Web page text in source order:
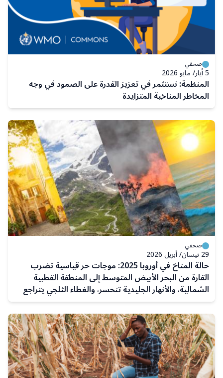
صحفي
5 أيار/ مايو 2026
المنظمة: نستثمر في تعزيز القدرة على الصمود في وجه
المخاطر المناخية المتزايدة
صحفي
29 نيسان/ أبريل 2026
حالة المناخ في أوروبا 2025: موجات حر قياسية تضرب
القارة من البحر الأبيض المتوسط إلى المنطقة القطبية
الشمالية، والأنهار الجليدية تنحسر، والغطاء الثلجي يتراجع